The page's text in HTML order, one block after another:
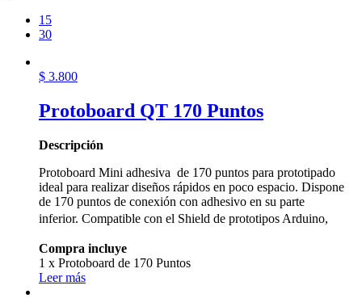
15
30
$ 3.800
Protoboard QT 170 Puntos
Descripción
Protoboard Mini adhesiva de 170 puntos para prototipado
ideal para realizar diseños rápidos en poco espacio. Dispone
de 170 puntos de conexión con adhesivo en su parte
inferior. Compatible con el Shield de prototipos Arduino,
Compra incluye
1 x Protoboard de 170 Puntos
Leer más